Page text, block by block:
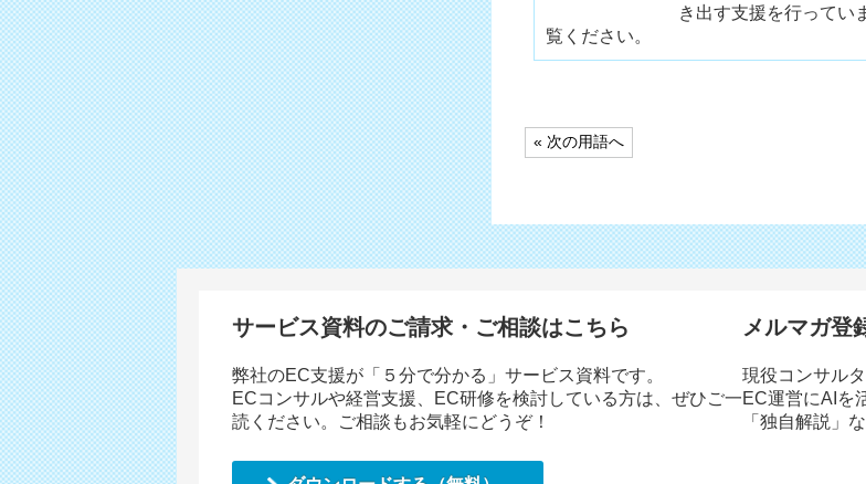
き出す支援を行ってい
覧ください。
投
稿
ナ
ビ
ゲ
ー
シ
ョ
« 次の用語へ
サービス資料のご請求・ご相談はこちら
弊社のEC支援が「５分で分かる」サービス資料です。
ECコンサルや経営支援、EC研修を検討している方は、ぜひご一
読ください。ご相談もお気軽にどうぞ！
メルマガ登
現役コンサル
EC運営にAIを
「独自解説」